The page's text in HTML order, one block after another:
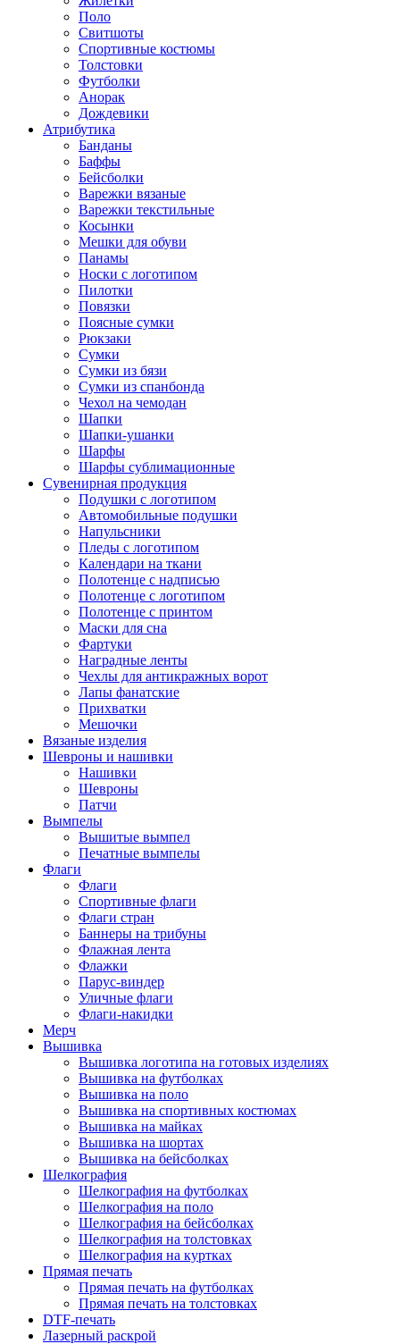
Поло
Свитшоты
Спортивные костюмы
Толстовки
Футболки
Анорак
Дождевики
Атрибутика
Банданы
Баффы
Бейсболки
Варежки вязаные
Варежки текстильные
Косынки
Мешки для обуви
Панамы
Носки с логотипом
Пилотки
Повязки
Поясные сумки
Рюкзаки
Сумки
Сумки из бязи
Сумки из спанбонда
Чехол на чемодан
Шапки
Шапки-ушанки
Шарфы
Шарфы сублимационные
Сувенирная продукция
Подушки с логотипом
Автомобильные подушки
Напульсники
Пледы с логотипом
Календари на ткани
Полотенце с надписью
Полотенце с логотипом
Полотенце с принтом
Маски для сна
Фартуки
Наградные ленты
Чехлы для антикражных ворот
Лапы фанатские
Прихватки
Мешочки
Вязаные изделия
Шевроны и нашивки
Нашивки
Шевроны
Патчи
Вымпелы
Вышитые вымпел
Печатные вымпелы
Флаги
Флаги
Спортивные флаги
Флаги стран
Баннеры на трибуны
Флажная лента
Флажки
Парус-виндер
Уличные флаги
Флаги-накидки
Мерч
Вышивка
Вышивка логотипа на готовых изделиях
Вышивка на футболках
Вышивка на поло
Вышивка на спортивных костюмах
Вышивка на майках
Вышивка на шортах
Вышивка на бейсболках
Шелкография
Шелкография на футболках
Шелкография на поло
Шелкография на бейсболках
Шелкография на толстовках
Шелкография на куртках
Прямая печать
Прямая печать на футболках
Прямая печать на толстовках
DTF-печать
Лазерный раскрой